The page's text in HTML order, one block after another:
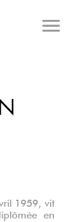
1959, vit
en